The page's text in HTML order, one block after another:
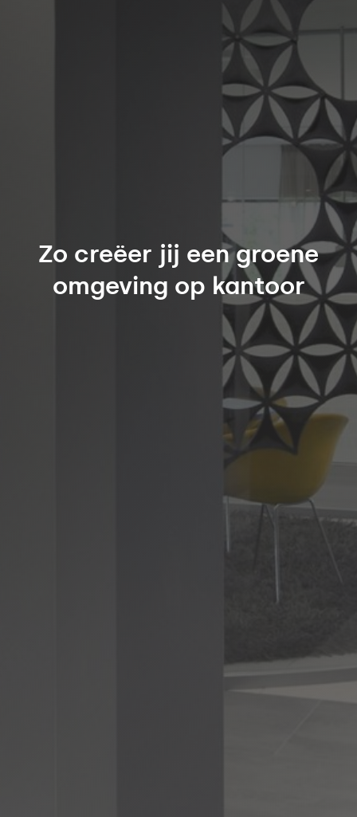
Zo creëer jij een groene
omgeving op kantoor